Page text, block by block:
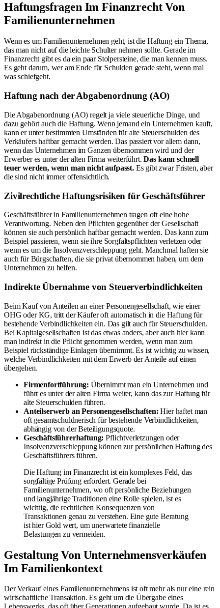
Haftungsfragen Im Finanzrecht Von
Familienunternehmen
Wenn es um Familienunternehmen geht, ist die Haftung ein Thema,
das man nicht auf die leichte Schulter nehmen sollte. Gerade im
Finanzrecht gibt es da ein paar Stolpersteine, die man kennen muss.
Es geht darum, wer am Ende für Schulden gerade steht, wenn mal
was schiefgeht.
Haftung nach der Abgabenordnung (AO)
Die Abgabenordnung (AO) regelt ja viele steuerliche Dinge, und
dazu gehört auch die Haftung. Wenn jemand ein Unternehmen kauft,
kann er unter bestimmten Umständen für alte Steuerschulden des
Verkäufers haftbar gemacht werden. Das passiert vor allem dann,
wenn das Unternehmen im Ganzen übernommen wird und der
Erwerber es unter der alten Firma weiterführt.Das kann schnell
teuer werden, wenn man nicht aufpasst.Es gibt zwar Fristen, aber
die sind nicht immer offensichtlich.
Zivilrechtliche Haftungsrisiken für Geschäftsführer
Geschäftsführer in Familienunternehmen tragen oft eine hohe
Verantwortung. Neben den Pflichten gegenüber der Gesellschaft
können sie auch persönlich haftbar gemacht werden. Das kann zum
Beispiel passieren, wenn sie ihre Sorgfaltspflichten verletzen oder
wenn es um die Insolvenzverschleppung geht. Manchmal haften sie
auch für Bürgschaften, die sie privat übernommen haben, um dem
Unternehmen zu helfen.
Indirekte Übernahme von Steuerverbindlichkeiten
Beim Kauf von Anteilen an einer Personengesellschaft, wie einer
OHG oder KG, tritt der Käufer oft automatisch in die Haftung für
bestehende Verbindlichkeiten ein. Das gilt auch für Steuerschulden.
Bei Kapitalgesellschaften ist das etwas anders, aber auch hier kann
man indirekt in die Pflicht genommen werden, wenn man zum
Beispiel rückständige Einlagen übernimmt. Es ist wichtig zu wissen,
welche Verbindlichkeiten mit dem Erwerb der Anteile auf einen
übergehen.
Firmenfortführung: Übernimmt man ein Unternehmen und
führt es unter der alten Firma weiter, kann das zur Haftung für
alte Steuerschulden führen.
Anteilserwerb an Personengesellschaften: Hier haftet man
oft gesamtschuldnerisch für bestehende Verbindlichkeiten,
abhängig von der Beteiligungsquote.
Geschäftsführerhaftung: Pflichtverletzungen oder
Insolvenzverschleppung können zur persönlichen Haftung des
Geschäftsführers führen.
Die Haftung im Finanzrecht ist ein komplexes Feld, das
sorgfältige Prüfung erfordert. Gerade bei
Familienunternehmen, wo oft persönliche Beziehungen
und langjährige Traditionen eine Rolle spielen, ist es
wichtig, die rechtlichen Konsequenzen von
Transaktionen genau zu verstehen. Eine gute Beratung
ist hier Gold wert, um unerwartete finanzielle
Belastungen zu vermeiden.
Gestaltung Von Unternehmensverkäufen
Im Familienkontext
Der Verkauf eines Familienunternehmens ist oft mehr als nur eine rein
wirtschaftliche Transaktion. Es geht um die Übergabe eines